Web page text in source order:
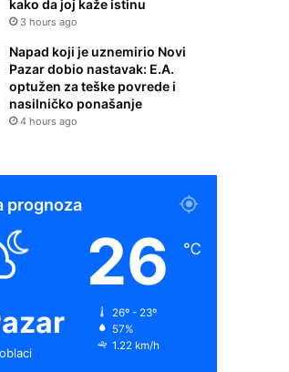
kako da joj kaže istinu
3 hours ago
Napad koji je uznemirio Novi
Pazar dobio nastavak: E.A.
optužen za teške povrede i
nasilničko ponašanje
4 hours ago
prognoza
26 ℃
26º - 23º
57%
1.22 km/h